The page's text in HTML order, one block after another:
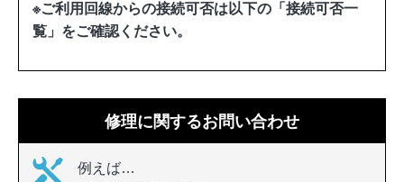
※ご利用回線からの接続可否は以下の「接続可否一
覧」をご確認ください。
修理に関するお問い合わせ
例えば…